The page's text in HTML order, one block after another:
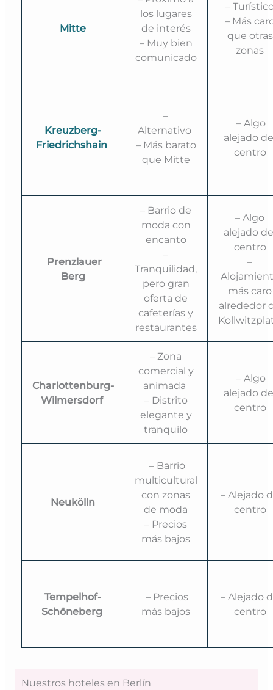
Mitte
los lugares
de interés
– Muy bien
comunicado
–
– Más
que otras
zonas
Kreuzberg-
Friedrichshain
–
Alternativo
– Más barato
que Mitte
– Algo
alejado
centro
Prenzlauer
Berg
– Barrio de
moda con
encanto
–
Tranquilidad,
pero gran
oferta de
cafeterías y
restaurantes
– Algo
alejado
centro
–
más caro
alrededor
Charlottenburg-
Wilmersdorf
– Zona
comercial y
animada
– Distrito
elegante y
tranquilo
– Algo
alejado
centro
Neukölln
– Barrio
multicultural
con zonas
de moda
– Precios
más bajos
– Alejado
centro
Tempelhof-
Schöneberg
– Precios
más bajos
– Alejado
centro
Nuestros hoteles en Berlín